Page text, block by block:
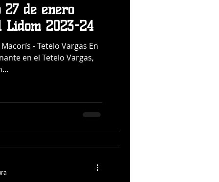
27 de enero
2023-24
- Tetelo Vargas En
en el Tetelo Vargas,